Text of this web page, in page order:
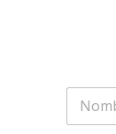
S
l